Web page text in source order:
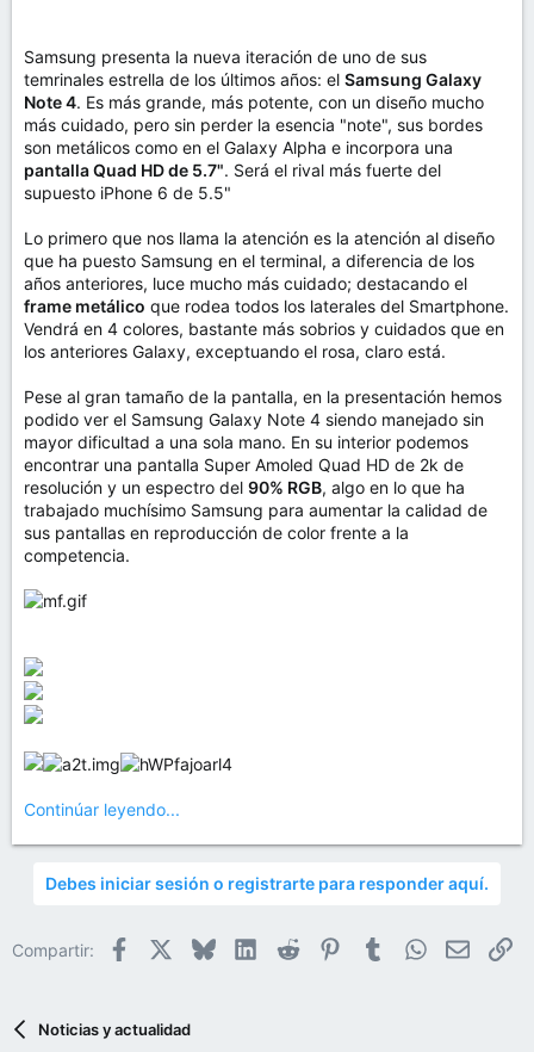
Samsung presenta la nueva iteración de uno de sus
temrinales estrella de los últimos años: el Samsung Galaxy
Note 4. Es más grande, más potente, con un diseño mucho
más cuidado, pero sin perder la esencia "note", sus bordes
son metálicos como en el Galaxy Alpha e incorpora una
pantalla Quad HD de 5.7". Será el rival más fuerte del
supuesto iPhone 6 de 5.5"
Lo primero que nos llama la atención es la atención al diseño
que ha puesto Samsung en el terminal, a diferencia de los
años anteriores, luce mucho más cuidado; destacando el
frame metálico que rodea todos los laterales del Smartphone.
Vendrá en 4 colores, bastante más sobrios y cuidados que en
los anteriores Galaxy, exceptuando el rosa, claro está.
Pese al gran tamaño de la pantalla, en la presentación hemos
podido ver el Samsung Galaxy Note 4 siendo manejado sin
mayor dificultad a una sola mano. En su interior podemos
encontrar una pantalla Super Amoled Quad HD de 2k de
resolución y un espectro del 90% RGB, algo en lo que ha
trabajado muchísimo Samsung para aumentar la calidad de
sus pantallas en reproducción de color frente a la
competencia.
Continúar leyendo...
Debes iniciar sesión o registrarte para responder aquí.
Compartir: Facebook BlueskyLinkedIn
Reddit PinterestTumblrWhatsApp
Email
Noticias y actualidad